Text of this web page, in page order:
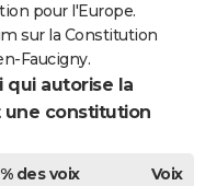
pour l'Europe.
sur la Constitution
Faucigny.
qui autorise la
une constitution
% des voix
Voix